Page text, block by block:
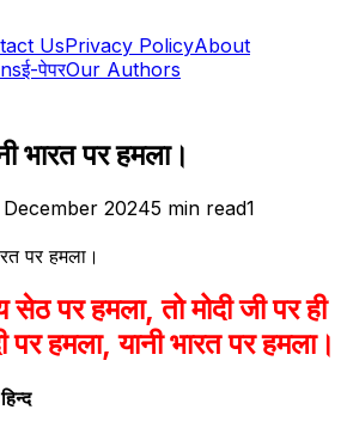
UsPrivacy PolicyAbout
ई-पेपरOur Authors
भारत पर हमला।
20245 min read1
पर हमला, तो मोदी जी पर ही
हमला, यानी भारत पर हमला।